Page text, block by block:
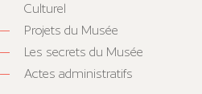
Culturel
Projets du Musée
Les secrets du Musée
Actes administratifs